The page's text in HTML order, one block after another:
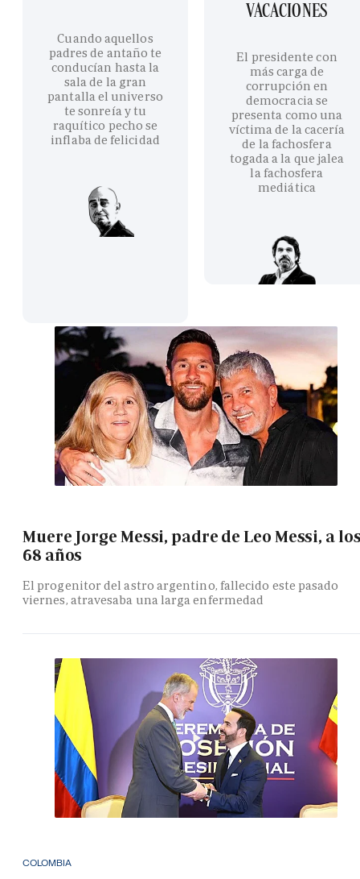
Cuando aquellos
padres de antaño te
conducían hasta la
sala de la gran
pantalla el universo
te sonreía y tu
raquítico pecho se
inflaba de felicidad
VACACIONES
El presidente con
más carga de
corrupción en
democracia se
presenta como una
víctima de la cacería
de la fachosfera
togada a la que jalea
la fachosfera
mediática
Muere Jorge Messi, padre de Leo Messi, a
68 años
El progenitor del astro argentino, fallecido este pasado
viernes, atravesaba una larga enfermedad
COLOMBIA